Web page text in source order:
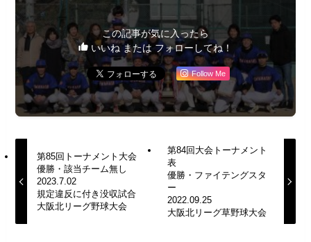
この記事が気に入ったら
いいね または フォローしてね！
Follow Me
第85回トーナメント大会
優勝・該当チーム無し
2023.7.02
規定違反に付き没収試合
大阪北リーグ野球大会
第84回大会トーナメント
表
優勝・ファイテングスタ
ー
2022.09.25
大阪北リーグ草野球大会